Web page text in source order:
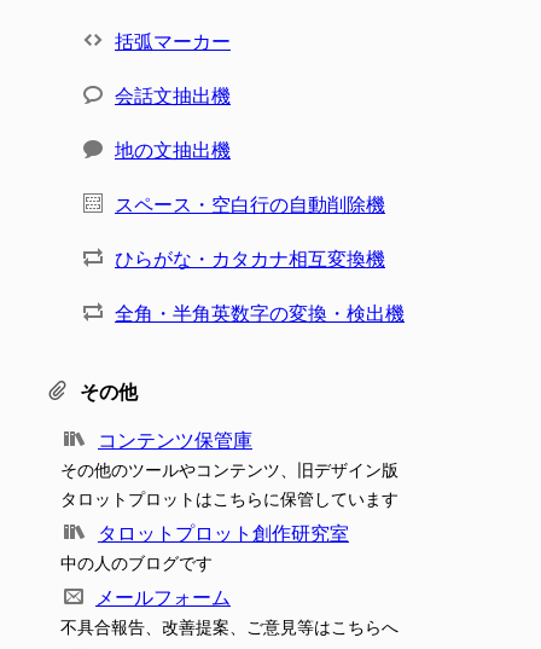
括弧マーカー
会話文抽出機
地の文抽出機
スペース・空白行の自動削除機
ひらがな・カタカナ相互変換機
全角・半角英数字の変換・検出機
その他
コンテンツ保管庫
その他のツールやコンテンツ、旧デザイン版
タロットプロットはこちらに保管しています
タロットプロット創作研究室
中の人のブログです
メールフォーム
不具合報告、改善提案、ご意見等はこちらへ